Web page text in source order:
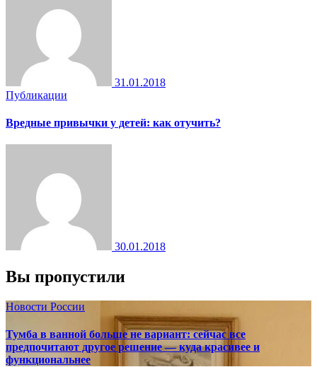
31.01.2018
Публикации
Вредные привычки у детей: как отучить?
30.01.2018
Вы пропустили
Новости России
Тумба в ванной больше не вариант: сейчас все
предпочитают другое решение — куда красивее и
функциональнее